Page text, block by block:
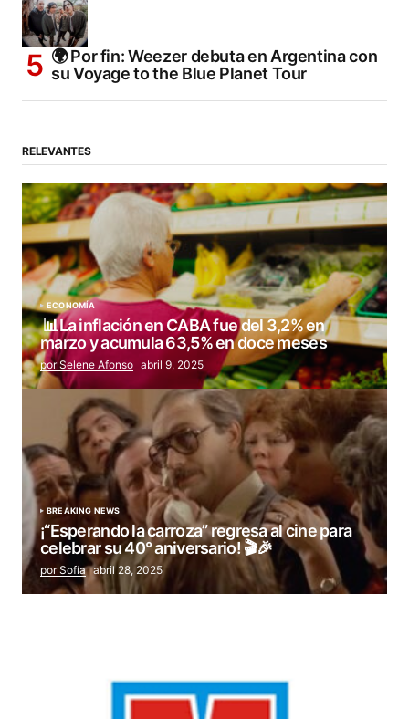
🌍 Por fin: Weezer debuta en Argentina con
su Voyage to the Blue Planet Tour
RELEVANTES
ECONOMÍA
📊La inflación en CABA fue del 3,2% en
marzo y acumula 63,5% en doce meses
por Selene Afonso abril 9, 2025
BREAKING NEWS
¡“Esperando la carroza” regresa al cine para
celebrar su 40° aniversario! 🎬🎉
por Sofía abril 28, 2025